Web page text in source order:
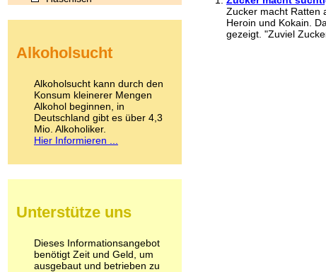
Zucker macht Ratten
Heroin und Kokain.
gezeigt. "Zuviel
Kokain
LSD
Marihuana
Medikamente
Meskalin
Metamphetamin
Methadon
Pilze
Psychopharmaka
Schlafmittel
Schmerzmittel
Alkoholsucht
Alkoholsucht kann durch den
Konsum kleinerer Mengen
Alkohol beginnen, in
Deutschland gibt es über 4,3
Mio. Alkoholiker.
Hier Informieren ...
Unterstütze uns
Dieses Informationsangebot
benötigt Zeit und Geld, um
ausgebaut und betrieben zu